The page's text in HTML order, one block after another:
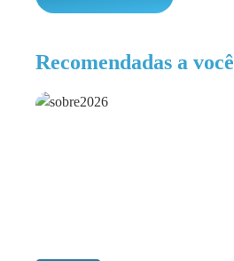
Recomendadas a você